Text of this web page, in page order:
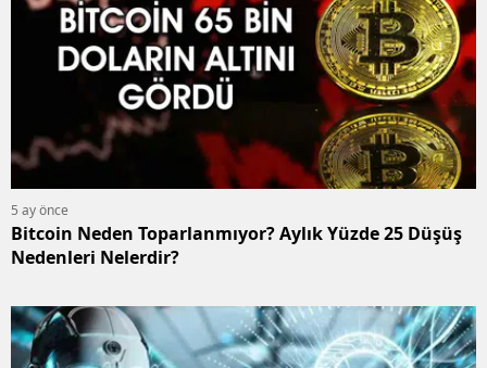
5 ay önce
Bitcoin Neden Toparlanmıyor? Aylık Yüzde 25 Düşüş
Nedenleri Nelerdir?